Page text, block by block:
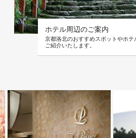
ホテル周辺のご案内
京都洛北のおすすめスポットやホテ
ご紹介いたします。